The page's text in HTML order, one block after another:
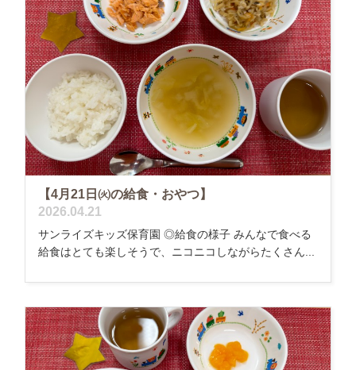
【4月21日㈫の給食・おやつ】
2026.04.21
サンライズキッズ保育園 ◎給食の様子 みんなで食べる
給食はとても楽しそうで、ニコニコしながらたくさん...